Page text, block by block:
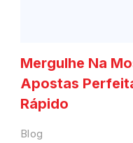
Mergulhe Na
Apostas
Rápido
Blog